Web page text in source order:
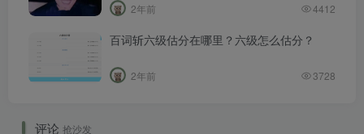
2年前 4412
百词斩六级估分在哪里？六级怎么估分？
2年前 3728
评论 抢沙发